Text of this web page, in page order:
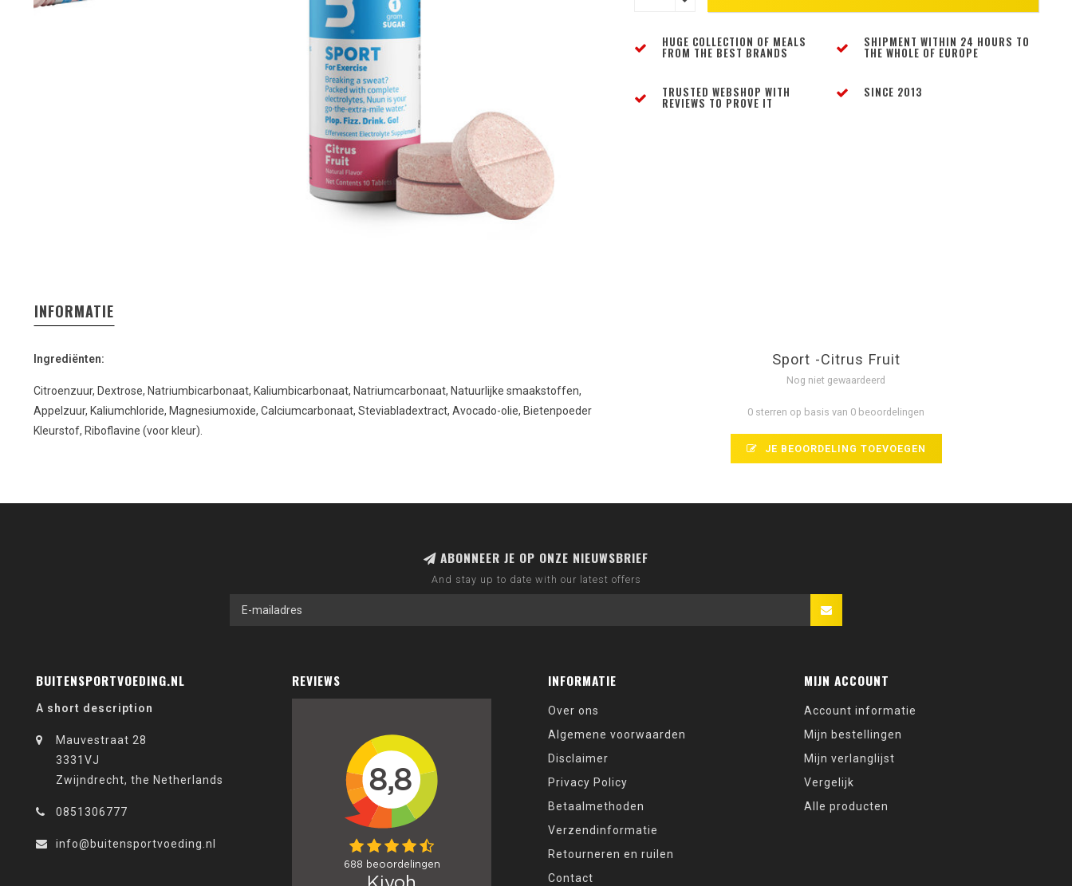
HUGE COLLECTION OF MEALS
FROM THE BEST BRANDS
SHIPMENT WITHIN 24 HOURS TO
THE WHOLE OF EUROPE
TRUSTED WEBSHOP WITH
REVIEWS TO PROVE IT
SINCE 2013
INFORMATIE
Ingrediënten:
Citroenzuur, Dextrose, Natriumbicarbonaat, Kaliumbicarbonaat, Natriumcarbonaat, Natuurlijke smaakstoffen,
Appelzuur, Kaliumchloride, Magnesiumoxide, Calciumcarbonaat, Steviabladextract, Avocado-olie, Bietenpoeder
Kleurstof, Riboflavine (voor kleur).
Sport -Citrus Fruit
Nog niet gewaardeerd
0 sterren op basis van 0 beoordelingen
JE BEOORDELING TOEVOEGEN
ABONNEER JE OP ONZE NIEUWSBRIEF
And stay up to date with our latest offers
BUITENSPORTVOEDING.NL
A short description
Mauvestraat 28
3331VJ
Zwijndrecht, the Netherlands
0851306777
info@buitensportvoeding.nl
REVIEWS INFORMATIE
Over ons
Algemene voorwaarden
Disclaimer
Privacy Policy
Betaalmethoden
Verzendinformatie
Retourneren en ruilen
Contact
MIJN ACCOUNT
Account informatie
Mijn bestellingen
Mijn verlanglijst
Vergelijk
Alle producten